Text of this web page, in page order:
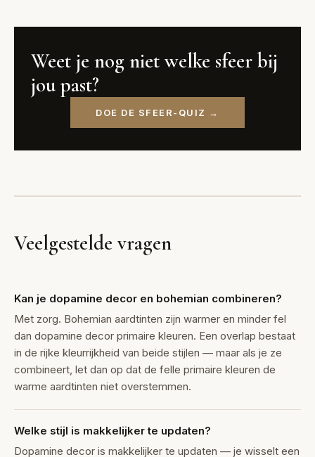
Weet je nog niet welke sfeer bij
jou past?
DOE DE SFEER-QUIZ →
Veelgestelde vragen
Kan je dopamine decor en bohemian combineren?
Met zorg. Bohemian aardtinten zijn warmer en minder fel
dan dopamine decor primaire kleuren. Een overlap bestaat
in de rijke kleurrijkheid van beide stijlen — maar als je ze
combineert, let dan op dat de felle primaire kleuren de
warme aardtinten niet overstemmen.
Welke stijl is makkelijker te updaten?
Dopamine decor is makkelijker te updaten — je wisselt een